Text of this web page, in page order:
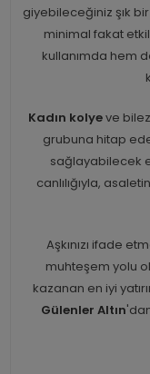
giyebileceğiniz şık bir
minimal fakat
kullanımda hem
Kadın kolyeve
grubuna hitap
sağlayabilecek
canlılığıyla,
Aşkınızı ifade
muhteşem yolu
kazanan en iyi
Gülenler Altın